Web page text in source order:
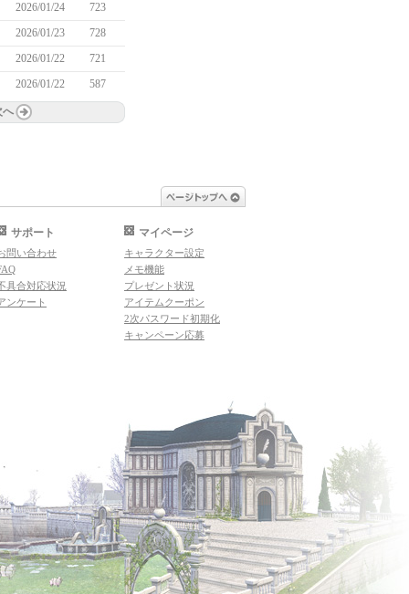
2026/01/24
723
2026/01/23
728
2026/01/22
721
2026/01/22 587
へ
サポート
問い合わせ
具合対応状況
ンケート
マイページ
キャラクター設定
メモ機能
プレゼント状況
アイテムクーポン
2次パスワード初期化
キャンペーン応募